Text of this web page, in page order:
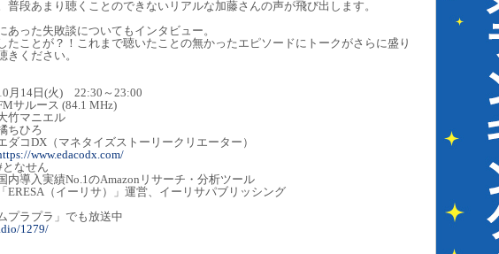
普段あまり聴くことのできないリアルな加藤さんの声が飛び出します。
あった失敗談についてもインタビュー。
たことが？！これまで聴いたことの無かったエピソードにトークがさらに盛り
ください。
(火) 22:30～23:00
ス (84.1 MHz)
ニエル
ろ
DX（マネタイズストーリークリエーター）
www.edacodx.com/
なせん
No.1のAmazonリサーチ・分析ツール
）」運営、イーリサパブリッシング
エムプラプラ」でも放送中
1279/